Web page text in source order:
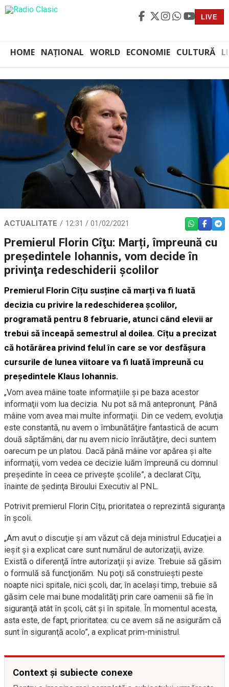
LIVE
HOME NAȚIONAL WORLD ECONOMIE CULTURĂ
ACTUALITATE 12:31 / 01/02/2021 WHATSAPP
Premierul Florin Cîţu: Marți, împreună cu
preşedintele Iohannis, vom decide în
privinţa redeschiderii şcolilor
Premierul Florin Cîțu susține că marți va fi luată
decizia cu privire la redeschiderea școlilor,
programată pentru 8 februarie, atunci când elevii ar
trebui să înceapă semestrul al doilea. Cîțu a precizat
că hotărârea privind felul în care se vor desfășura
cursurile de lunea viitoare va fi luată împreună cu
președintele Klaus Iohannis.
„Vom avea mâine toate informaţiile şi pe baza acestor
informaţii vom lua decizia. Nu pot să mă antepronunţ. Până
mâine vom avea mai multe informaţii. Din ce vedem, evoluţia
este constantă, nu avem o îmbunătăţire fantastică de acum
două săptămâni, dar nu avem nicio înrăutăţire, deci suntem
oarecum pe un platou. Dacă până mâine vor apărea şi alte
informaţii, vom vedea ce decizie luăm împreună cu domnul
preşedinte în ceea ce priveşte şcolile”, a declarat Cîţu,
înainte de şedinţa Biroului Executiv al PNL.
Potrivit premierul Florin Cîțu, prioritatea o reprezintă siguranţa
în şcoli.
„Am avut o discuţie şi am văzut că deja ministrul Educaţiei a
ieşit şi a explicat care sunt numărul de autorizaţii, avize.
Există o diferenţă între autorizaţii şi avize. Trebuie să găsim
o formulă să funcţionăm. Nu poţi să construieşti peste
noapte nici spitale, nici şcoli, dar, în acelaşi timp, trebuie să
găsim cele mai bune modalităţi prin care oamenii să fie în
siguranţă atât în şcoli, cât şi în spitale. În momentul acesta,
asta este, de fapt, prioritatea: cu ce avem să ne asigurăm că
sunt în siguranţă acolo”, a explicat prim-ministrul.
Context și subiecte conexe